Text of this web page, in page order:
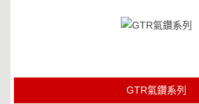
GTR氣鑽系列